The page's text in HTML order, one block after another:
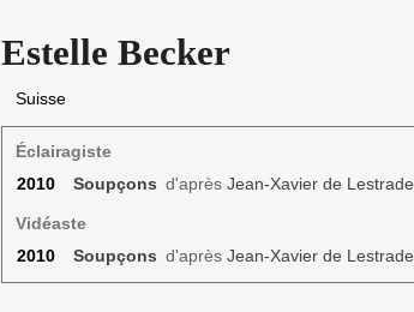
Estelle Becker
Suisse
Éclairagiste
2010
Soupçons d'après Jean-Xavier de Lestrade
Vidéaste
2010
Soupçons d'après Jean-Xavier de Lestrade